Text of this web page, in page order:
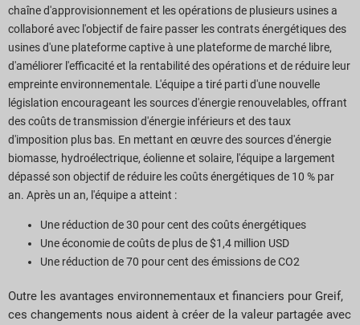
chaîne d'approvisionnement et les opérations de plusieurs usines a
collaboré avec l'objectif de faire passer les contrats énergétiques des
usines d'une plateforme captive à une plateforme de marché libre,
d'améliorer l'efficacité et la rentabilité des opérations et de réduire leur
empreinte environnementale. L'équipe a tiré parti d'une nouvelle
législation encourageant les sources d'énergie renouvelables, offrant
des coûts de transmission d'énergie inférieurs et des taux
d'imposition plus bas. En mettant en œuvre des sources d'énergie
biomasse, hydroélectrique, éolienne et solaire, l'équipe a largement
dépassé son objectif de réduire les coûts énergétiques de 10 % par
an. Après un an, l'équipe a atteint :
Une réduction de 30 pour cent des coûts énergétiques
Une économie de coûts de plus de $1,4 million USD
Une réduction de 70 pour cent des émissions de CO2
Outre les avantages environnementaux et financiers pour Greif,
ces changements nous aident à créer de la valeur partagée avec